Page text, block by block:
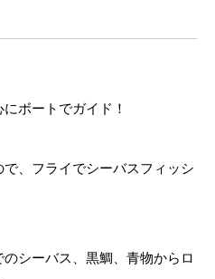
ボートでガイド！
、フライでシーバスフィッシ
シーバス、黒鯛、青物からロ